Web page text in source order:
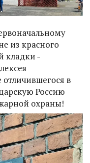
из красного
кладки -
в
Россию
охраны!